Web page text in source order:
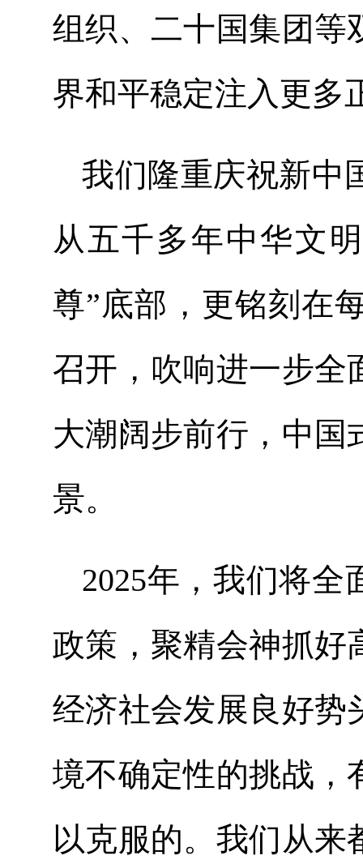
组织、二十国集团等
界和平稳定注入更多
我们隆重庆祝新中
从五千多年中华文
尊”底部，更铭刻在
召开，吹响进一步全
大潮阔步前行，中国
景。
2025年，我们将全
政策，聚精会神抓好
经济社会发展良好势
境不确定性的挑战，
以克服的。我们从来